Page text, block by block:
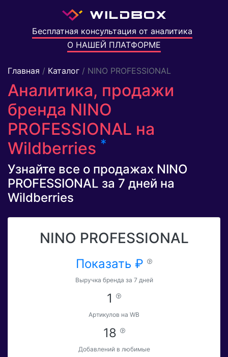
Бесплатная консультация от аналитика
О НАШЕЙ ПЛАТФОРМЕ
Главная / Каталог / NINO PROFESSIONAL
Аналитика, продажи
бренда NINO
PROFESSIONAL на
Wildberries *
Узнайте все о продажах NINO
PROFESSIONAL за 7 дней на
Wildberries
NINO PROFESSIONAL
Показать ₽
Выручка бренда за 7 дней
1
Артикулов на WB
18
Добавлений в любимые